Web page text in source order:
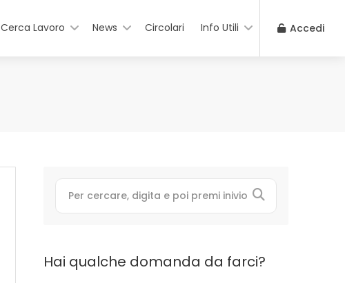
Cerca Lavoro News Circolari Info Utili Accedi
Hai qualche domanda da farci?